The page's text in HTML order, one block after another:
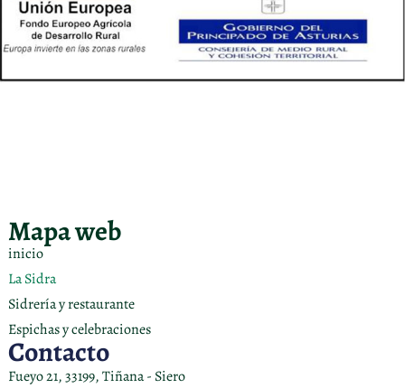
Mapa web
inicio
La Sidra
Sidrería y restaurante
Espichas y celebraciones
Contacto
Fueyo 21, 33199, Tiñana - Siero